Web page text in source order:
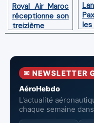
Royal Air Maroc
réceptionne son
treizième
Boeing 787
du
✉ NEWSLETTER
AéroHebdo
L'actualité
chaque semaine